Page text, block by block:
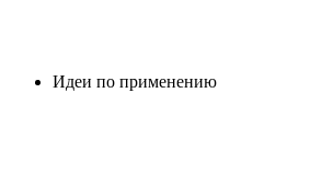
Идеи по применению